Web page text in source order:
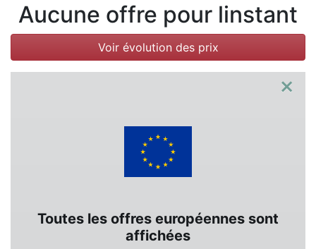
Aucune offre pour linstant
Voir évolution des prix
×
Toutes les offres européennes sont
affichées